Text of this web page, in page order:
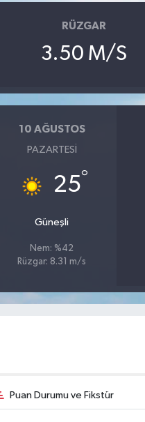
RÜZGAR
3.50 M/S
10 AĞUSTOS
PAZARTESI
25°
Güneşli
Nem: %42
Rüzgar: 8.31 m/s
Puan Durumu ve Fikstür